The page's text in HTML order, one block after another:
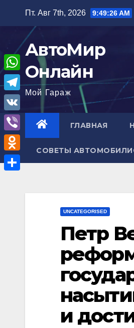
содержимому
Пт. Авг 7th, 2026 9:49:26 AM
АвтоМир
Онлайн
Мой Гараж
ГЛАВНАЯ
СОВЕТЫ
UNCATEGORISED
Петр
и
W
h
a
A
T
e
l
e
g
V
K
V
i
b
O